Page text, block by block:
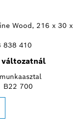
Wood, 216 x 30 x
838 410
változatnál
B22 700